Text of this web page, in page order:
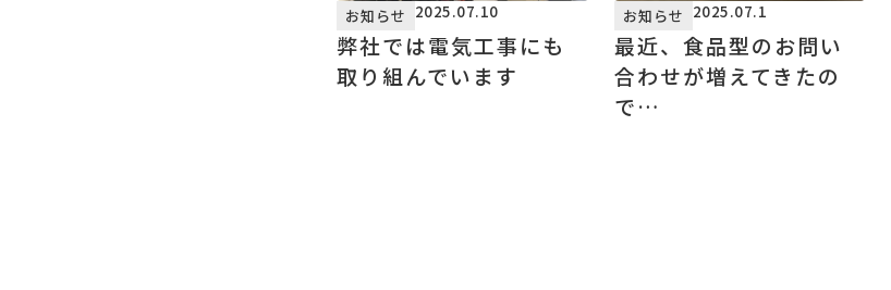
お知らせ 2025.07.10
弊社では電気工事にも
取り組んでいます
お知らせ 2025.07.1
最近、食品型のお問い
合わせが増えてきたの
で…